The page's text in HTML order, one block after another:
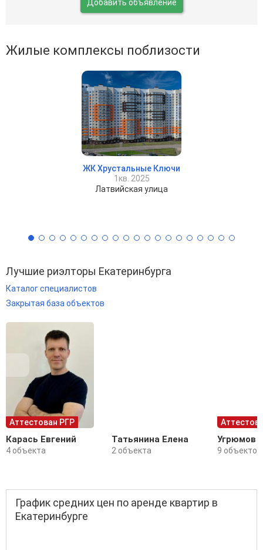
Добавить объявление
Жилые комплексы поблизости
ЖК Хрустальные Ключи
1кв. 2025
Латвийская улица
Лучшие риэлторы Екатеринбурга
Каталог специалистов
Закрытая база объектов
Аттестован РГР
Карась Евгений
4 объекта
Татьянина Елена
2 объекта
Угрюмов
9 объектов
График средних цен по аренде квартир в
Екатеринбурге